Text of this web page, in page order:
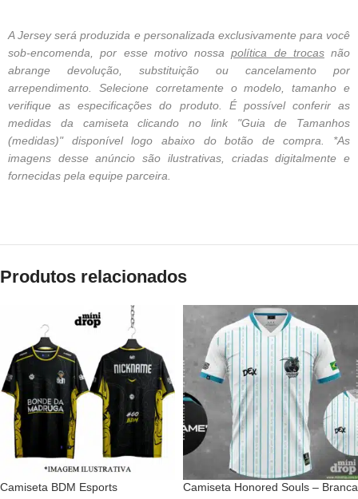
A Jersey será produzida e personalizada exclusivamente para você
sob-encomenda, por esse motivo nossapolítica de trocasnão
abrange devolução, substituição ou cancelamento por
arrependimento. Selecione corretamente o modelo, tamanho e
verifique as especificações do produto. É possível conferir as
medidas da camiseta clicando no link "Guia de Tamanhos
(medidas)" disponível logo abaixo do botão de compra. *As
imagens desse anúncio são ilustrativas, criadas digitalmente e
fornecidas pela equipe parceira.
Produtos relacionados
Camiseta BDM Esports Camiseta Honored Souls – Branca